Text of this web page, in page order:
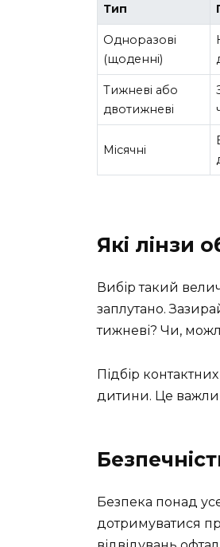
Тип
Одноразові
(щоденні)
Тижневі або
двотижневі
Місячні
Які лінзи
Вибір такий
заплутано.
тижневі? Чи,
Підбір
дитини. Це
Безпека понад
дотримуватися